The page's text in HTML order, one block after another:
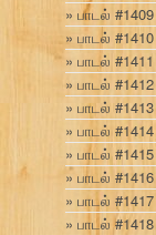
பாடல் #1409
பாடல் #1410
பாடல் #1411
பாடல் #1412
பாடல் #1413
பாடல் #1414
பாடல் #1415
பாடல் #1416
பாடல் #1417
பாடல் #1418